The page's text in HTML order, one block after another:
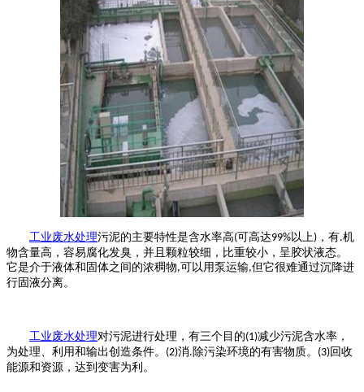
工业废水处理污泥的主要特性是含水率高(可高达99%以上) ，有.机
物含量高，容易腐化发臭，并且颗粒较细，比重较小，呈胶状液态。
它是介于液体和固体之间的浓稠物,可以用泵运输,但它很难通过沉降进
行固液分离。
工业废水处理对污泥进行处理，有三个目的(1)减少污泥含水率，
为处理、利用和输出创造条件。 (2)消. 除污染环境的有害物质。 (3)回收
能源和资源，达到变害为利。